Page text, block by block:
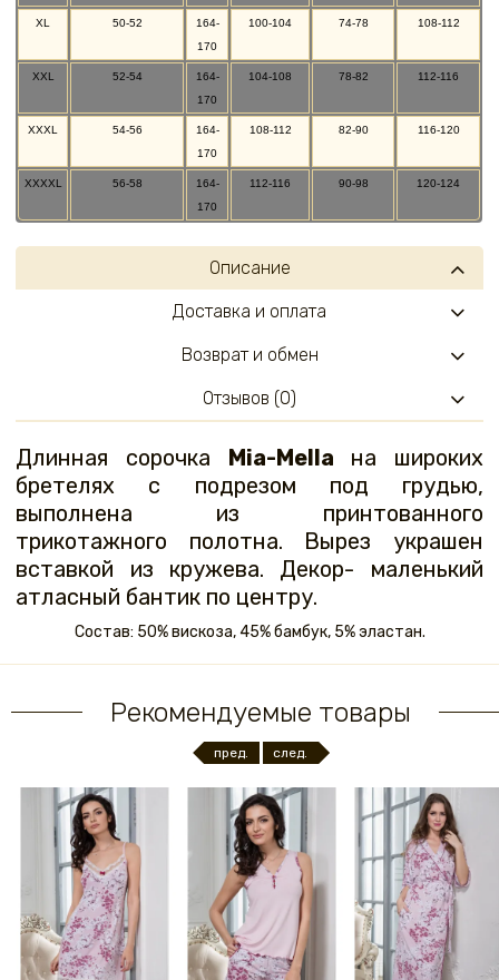
XL 50-52
164-
170
100-104 74-78 108-112
XXL 52-54
164-
170
104-108 78-82 112-116
XXXL 54-56
164-
170
108-112 82-90 116-120
XXXXL 56-58
164-
170
112-116 90-98 120-124
Описание
Длинная сорочка Mia-Mella на широких
бретелях с подрезом под грудью,
выполнена из принтованного
трикотажного полотна. Вырез украшен
вставкой из кружева. Декор- маленький
атласный бантик по центру.
Состав: 50% вискоза, 45% бамбук, 5% эластан.
Доставка и оплата
Возврат и обмен
Отзывов (0)
Рекомендуемые товары
пред. след.